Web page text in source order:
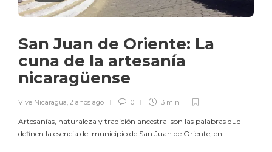
San Juan de Oriente: La
cuna de la artesanía
nicaragüense
Vive Nicaragua, 2 años ago 0 3 min
Artesanías, naturaleza y tradición ancestral son las palabras que
definen la esencia del municipio de San Juan de Oriente, en...